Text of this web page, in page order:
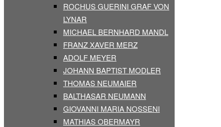
ROCHUS GUERINI GRAF VON
LYNAR
MICHAEL BERNHARD MANDL
FRANZ XAVER MERZ
ADOLF MEYER
JOHANN BAPTIST MODLER
THOMAS NEUMAIER
BALTHASAR NEUMANN
GIOVANNI MARIA NOSSENI
MATHIAS OBERMAYR